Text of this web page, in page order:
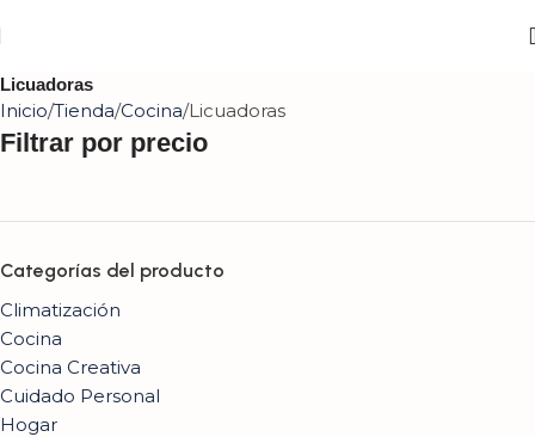
Licuadoras
Inicio Tienda Cocina Licuadoras
Filtrar por precio
Categorías del producto
Climatización
Cocina
Cocina Creativa
Cuidado Personal
Hogar